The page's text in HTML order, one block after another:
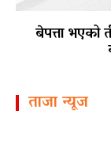
बेपत्ता भएको
ताजा न्यूज